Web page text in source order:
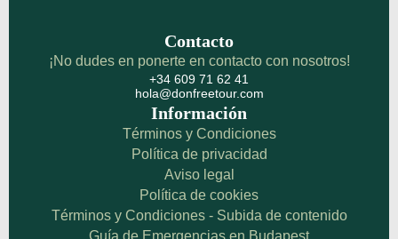
Contacto
¡No dudes en ponerte en contacto con nosotros!
+34 609 71 62 41
hola@donfreetour.com
Información
Términos y Condiciones
Política de privacidad
Aviso legal
Política de cookies
Términos y Condiciones - Subida de contenido
Guía de Emergencias en Budapest